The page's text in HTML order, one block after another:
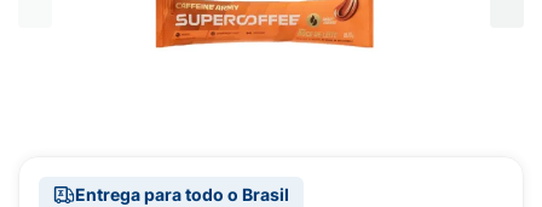
Entrega para todo o Brasil